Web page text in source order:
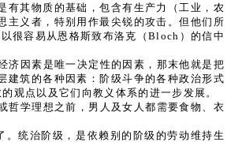
有其物质的基础，包含有生产力（工业，农
主义者，特别用作最尖锐的攻击。但他们所
很容易从恩格斯致布洛克（Bloch）的信中
济因素是唯一决定性的因素，那末他就是把
建筑的各种因素：阶级斗争的各种政治形式
观点以及它们向教义体系的进一步发展。
哲学理想之前，男人及女人都需要食物、衣
统治阶级，是依赖别的阶级的劳动维持生